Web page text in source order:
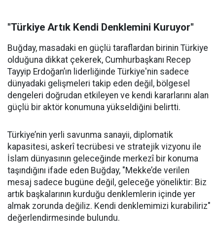
"Türkiye Artık Kendi Denklemini Kuruyor"
Buğday, masadaki en güçlü taraflardan birinin Türkiye
olduğuna dikkat çekerek, Cumhurbaşkanı Recep
Tayyip Erdoğan’ın liderliğinde Türkiye'nin sadece
dünyadaki gelişmeleri takip eden değil, bölgesel
dengeleri doğrudan etkileyen ve kendi kararlarını alan
güçlü bir aktör konumuna yükseldiğini belirtti.
Türkiye’nin yerli savunma sanayii, diplomatik
kapasitesi, askerî tecrübesi ve stratejik vizyonu ile
İslam dünyasının geleceğinde merkezî bir konuma
taşındığını ifade eden Buğday, "Mekke’de verilen
mesaj sadece bugüne değil, geleceğe yöneliktir: Biz
artık başkalarının kurduğu denklemlerin içinde yer
almak zorunda değiliz. Kendi denklemimizi kurabiliriz"
değerlendirmesinde bulundu.